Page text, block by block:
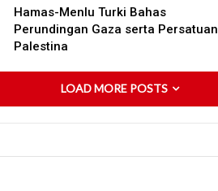
Hamas-Menlu Turki Bahas
Perundingan Gaza serta Persatuan
Palestina
LOAD MORE POSTS